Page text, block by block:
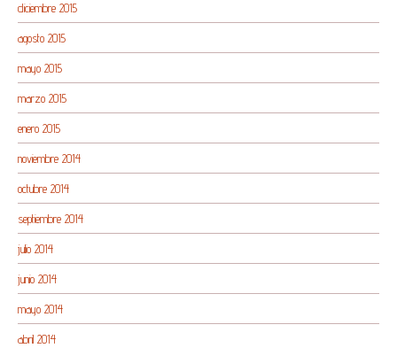
diciembre 2015
agosto 2015
mayo 2015
marzo 2015
enero 2015
noviembre 2014
octubre 2014
septiembre 2014
julio 2014
junio 2014
mayo 2014
abril 2014